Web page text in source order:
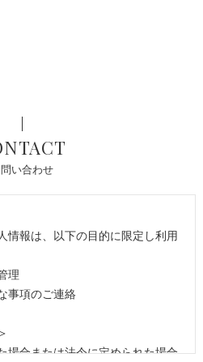
い合わせ
情報は、以下の目的に限定し利用
理
事項のご連絡
場合または法令に定められた場合